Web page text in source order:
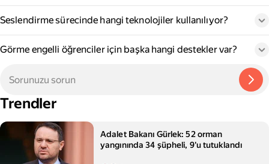
Seslendirme sürecinde hangi teknolojiler kullanılıyor?
Görme engelli öğrenciler için başka hangi destekler var?
Trendler
Adalet Bakanı Gürlek: 52 orman
yangınında 34 şüpheli, 9'u tutuklandı